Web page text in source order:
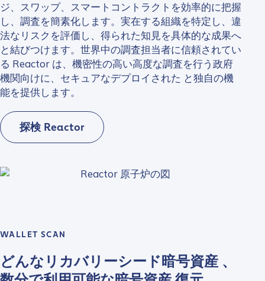
ジ、スワップ、スマートコントラクトを効率的に把握
し、調査を簡素化します。実在する組織を特定し、違
法なリスクを評価し、得られた知見を具体的な成果へ
と結びつけます。世界中の調査担当者に信頼されてい
る Reactor は、機密性の高い高度な調査を行う政府
機関向けに、セキュアなデプロイされた と独自の機
能を提供します。
探検 Reactor
WALLET SCAN
どんなリカバリーシード暗号資産 、